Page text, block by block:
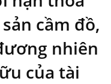
cầm đồ,
nhiên
của tài